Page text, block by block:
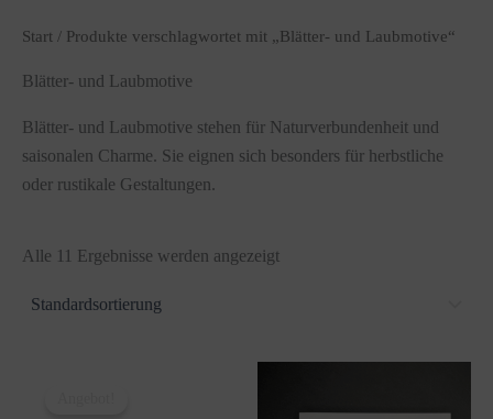
Start / Produkte verschlagwortet mit „Blätter- und Laubmotive“
Blätter- und Laubmotive
Blätter- und Laubmotive stehen für Naturverbundenheit und
saisonalen Charme. Sie eignen sich besonders für herbstliche
oder rustikale Gestaltungen.
Alle 11 Ergebnisse werden angezeigt